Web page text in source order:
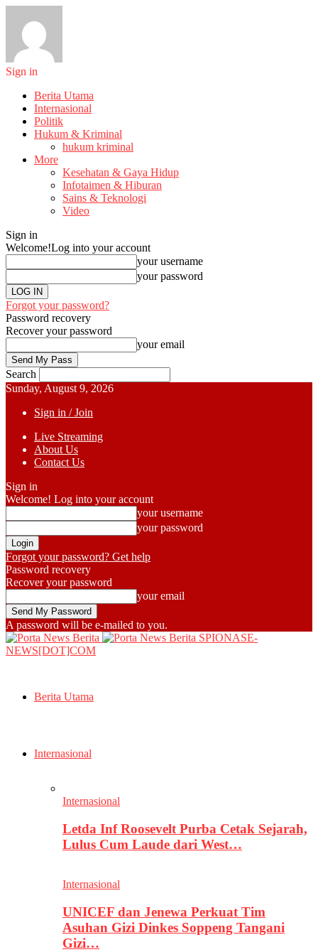
Sign in
Berita Utama
Internasional
Politik
Hukum & Kriminal
hukum kriminal
More
Kesehatan & Gaya Hidup
Infotaimen & Hiburan
Sains & Teknologi
Video
Sign in
Welcome!Log into your account
your username
your password
Forgot your password?
Password recovery
Recover your password
your email
Search
Sunday, August 9, 2026
Sign in / Join
Live Streaming
About Us
Contact Us
Sign in
Welcome! Log into your account
your username
your password
Forgot your password? Get help
Password recovery
Recover your password
your email
A password will be e-mailed to you.
SPIONASE-
NEWS[DOT]COM
Berita Utama
Internasional
Internasional
Letda Inf Roosevelt Purba Cetak Sejarah,
Lulus Cum Laude dari West…
Internasional
UNICEF dan Jenewa Perkuat Tim
Asuhan Gizi Dinkes Soppeng Tangani
Gizi…